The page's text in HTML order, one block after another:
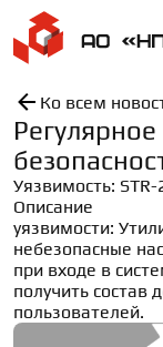
Ко всем
Уязвимость:
Описание
уязвимости:
небезопасные
при входе в
получить состав
пользователей.